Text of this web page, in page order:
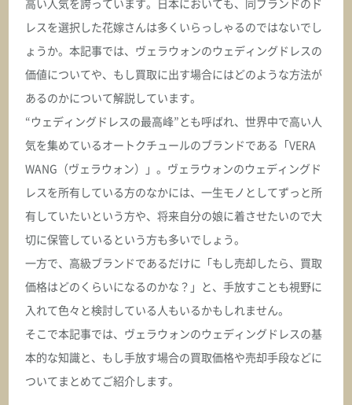
高い人気を誇っています。日本においても、同ブランドのド
レスを選択した花嫁さんは多くいらっしゃるのではないでし
ょうか。本記事では、ヴェラウォンのウェディングドレスの
価値についてや、もし買取に出す場合にはどのような方法が
あるのかについて解説しています。
“ウェディングドレスの最高峰”とも呼ばれ、世界中で高い人
気を集めているオートクチュールのブランドである「VERA
WANG（ヴェラウォン）」。ヴェラウォンのウェディングド
レスを所有している方のなかには、一生モノとしてずっと所
有していたいという方や、将来自分の娘に着させたいので大
切に保管しているという方も多いでしょう。
一方で、高級ブランドであるだけに「もし売却したら、買取
価格はどのくらいになるのかな？」と、手放すことも視野に
入れて色々と検討している人もいるかもしれません。
そこで本記事では、ヴェラウォンのウェディングドレスの基
本的な知識と、もし手放す場合の買取価格や売却手段などに
ついてまとめてご紹介します。